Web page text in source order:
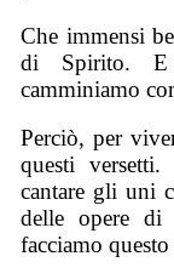
Che immensi
di Spirito. E
camminiamo
Perciò, per
questi
cantare gli uni
delle opere di
facciamo